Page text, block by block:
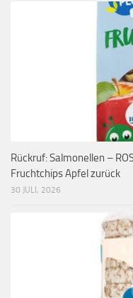
Rückruf: Salmonellen –
Fruchtchips Apfel zurück
30 JULI, 2026